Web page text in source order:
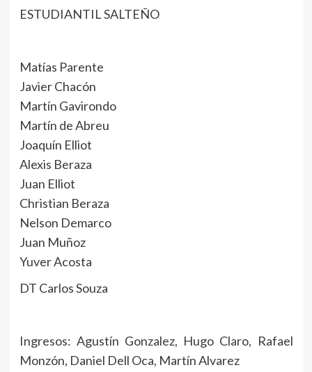
ESTUDIANTIL SALTEÑO
Matías Parente
Javier Chacón
Martín Gavirondo
Martín de Abreu
Joaquín Elliot
Alexis Beraza
Juan Elliot
Christian Beraza
Nelson Demarco
Juan Muñoz
Yuver Acosta
DT Carlos Souza
Ingresos: Agustín Gonzalez, Hugo Claro, Rafael
Monzón, Daniel Dell Oca, Martín Alvarez